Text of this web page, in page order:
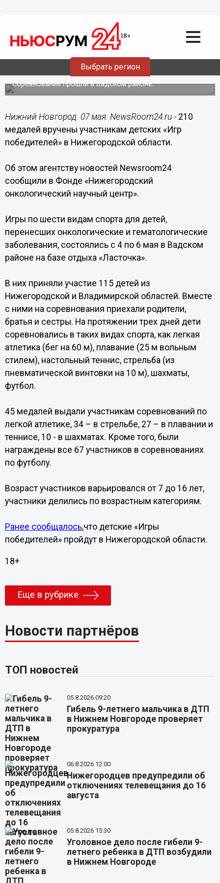
Выбрать регион
Более 200 медалей вручены
участникам детских «Игр
победителей» в Нижегородской
Соревнования прошли в Вадском районе.
Нижний Новгород. 07 мая. NewsRoom24.ru - 210
медалей вручены участникам детских «Игр
победителей» в Нижегородской области.
Об этом агентству новостей Newsroom24
сообщили в Фонде «Нижегородский
онкологический научный центр».
Игры по шести видам спорта для детей,
перенесших онкологические и гематологические
заболевания, состоялись с 4 по 6 мая в Вадском
районе на базе отдыха «Ласточка».
В них приняли участие 115 детей из
Нижегородской и Владимирской областей. Вместе
с ними на соревнования приехали родители,
братья и сестры. На протяжении трех дней дети
соревновались в таких видах спорта, как легкая
атлетика (бег на 60 м), плавание (25 м вольным
стилем), настольный теннис, стрельба (из
пневматической винтовки на 10 м), шахматы,
футбол.
45 медалей выдали участникам соревнований по
легкой атлетике, 34 – в стрельбе, 27 – в плавании и
теннисе, 10 - в шахматах. Кроме того, были
награждены все 67 участников в соревнованиях
по футболу.
Возраст участников варьировался от 7 до 16 лет,
участники делились по возрастным категориям.
Ранее сообщалось,что детские «Игры
победителей» пройдут в Нижегородской области.
18+
Еще в рубрике
Новости партнёров
ТОП новостей
05.8.2026 09:20
Гибель 9-летнего мальчика в ДТП
в Нижнем Новгороде проверяет
прокуратура
06.8.2026 12:00
Нижегородцев предупредили об
отключениях телевещания до 16
августа
05.8.2026 15:30
Уголовное дело после гибели 9-
летнего ребенка в ДТП возбудили
в Нижнем Новгороде